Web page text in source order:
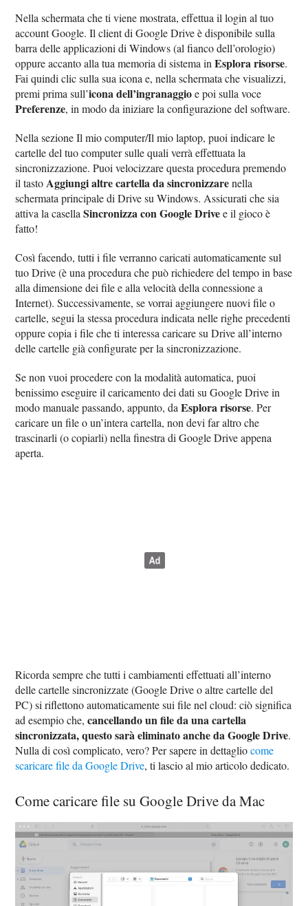
Nella schermata che ti viene mostrata, effettua il login al tuo
account Google. Il client di Google Drive è disponibile sulla
barra delle applicazioni di Windows (al fianco dell’orologio)
oppure accanto alla tua memoria di sistema inEsplora risorse.
Fai quindi clic sulla sua icona e, nella schermata che visualizzi,
premi prima sull’icona dell’ingranaggioe poi sulla voce
Preferenze, in modo da iniziare la configurazione del software.
Nella sezione Il mio computer/Il mio laptop, puoi indicare le
cartelle del tuo computer sulle quali verrà effettuata la
sincronizzazione. Puoi velocizzare questa procedura premendo
il tasto Aggiungi altre cartella da sincronizzarenella
schermata principale di Drive su Windows. Assicurati che sia
attiva la casellaSincronizza con Google Drivee il gioco è
fatto!
Così facendo, tutti i file verranno caricati automaticamente sul
tuo Drive (è una procedura che può richiedere del tempo in base
alla dimensione dei file e alla velocità della connessione a
Internet). Successivamente, se vorrai aggiungere nuovi file o
cartelle, segui la stessa procedura indicata nelle righe precedenti
oppure copia i file che ti interessa caricare su Drive all’interno
delle cartelle già configurate per la sincronizzazione.
Se non vuoi procedere con la modalità automatica, puoi
benissimo eseguire il caricamento dei dati su Google Drive in
modo manuale passando, appunto, daEsplora risorse. Per
caricare un file o un’intera cartella, non devi far altro che
trascinarli (o copiarli) nella finestra di Google Drive appena
aperta.
Ricorda sempre che tutti i cambiamenti effettuati all’interno
delle cartelle sincronizzate (Google Drive o altre cartelle del
PC) si riflettono automaticamente sui file nel cloud: ciò significa
ad esempio che,cancellando un file da una cartella
sincronizzata, questo sarà eliminato anche da Google Drive.
Nulla di così complicato, vero? Per sapere in dettagliocome
scaricare file da Google Drive, ti lascio al mio articolo dedicato.
Come caricare file su Google Drive da Mac